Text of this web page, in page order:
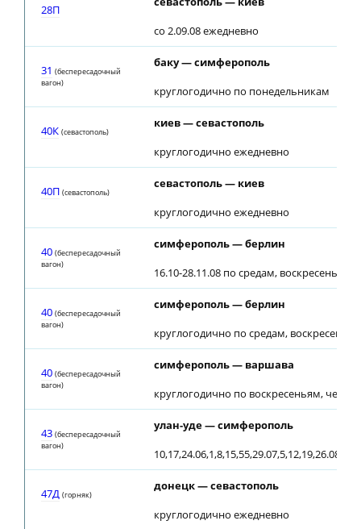
28П
со 2.09.08 ежедневно
31 (беспересадочный
вагон)
баку — симферополь
круглогодично по понедельникам
40К (севастополь)
киев — севастополь
круглогодично ежедневно
40П (севастополь)
севастополь — киев
круглогодично ежедневно
40 (беспересадочный
вагон)
симферополь — берлин
16.10-28.11.08 по средам, воскресеньям
40 (беспересадочный
вагон)
симферополь — берлин
круглогодично по средам,
40 (беспересадочный
вагон)
симферополь — варшава
круглогодично по воскресеньям,
43 (беспересадочный
вагон)
улан-уде — симферополь
47Д (горняк)
донецк — севастополь
круглогодично ежедневно